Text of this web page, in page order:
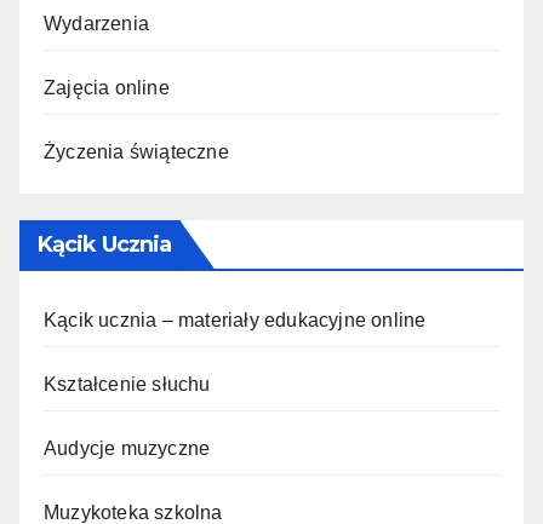
Wydarzenia
Zajęcia online
Życzenia świąteczne
Kącik Ucznia
Kącik ucznia – materiały edukacyjne online
Kształcenie słuchu
Audycje muzyczne
Muzykoteka szkolna